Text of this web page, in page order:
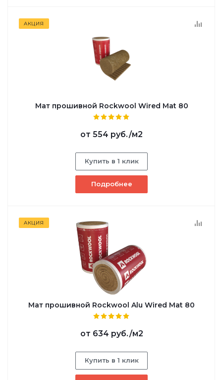
АКЦИЯ
Мат прошивной Rockwool Wired Mat 80
от 554 руб./м2
Купить в 1 клик
Подробнее
АКЦИЯ
Мат прошивной Rockwool Alu Wired Mat 80
от 634 руб./м2
Купить в 1 клик